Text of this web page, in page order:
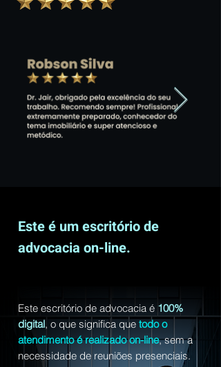
Este é um escritório de
advocacia on-line.
Este escritório de advocacia é 100%
digital, o que significa quetodo o
atendimento é realizado on-line, sem a
necessidade de reuniões presenciais.